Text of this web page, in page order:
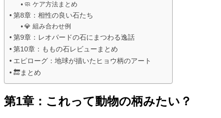
🧼 ケア方法まとめ
第8章：相性の良い石たち
💎 組み合わせ例
第9章：レオパードの石にまつわる逸話
第10章：ももの石レビューまとめ
エピローグ：地球が描いたヒョウ柄のアート
🔚まとめ
第1章：これって動物の柄みたい？